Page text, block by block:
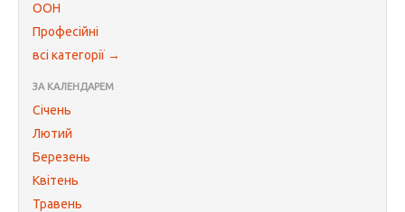
ООН
Професійні
всі категорії →
ЗА КАЛЕНДАРЕМ
Січень
Лютий
Березень
Квітень
Травень